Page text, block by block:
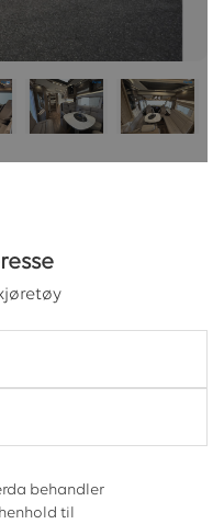
behandler
til